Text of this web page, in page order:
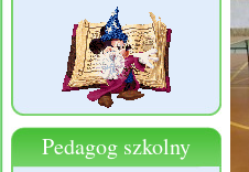
Pedagog szkolny